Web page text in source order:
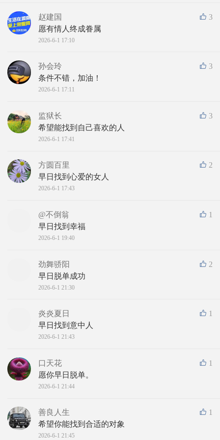
3
赵建国
愿有情人终成眷属
2026-6-1 17:10
3
孙会玲
条件不错，加油！
2026-6-1 17:11
3
监狱长
希望能找到自己喜欢的人
2026-6-1 17:41
2
方圆百里
早日找到心爱的女人
2026-6-1 17:43
1
@不倒翁
早日找到幸福
2026-6-1 19:40
2
劲舞骄阳
早日脱单成功
2026-6-1 21:30
1
炎炎夏日
早日找到意中人
2026-6-1 21:43
1
口天花
愿你早日脱单。
2026-6-1 21:44
1
善良人生
希望你能找到合适的对象
2026-6-1 21:45